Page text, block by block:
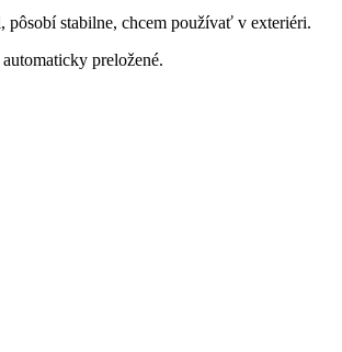
pôsobí stabilne, chcem používať v exteriéri.
preložené.